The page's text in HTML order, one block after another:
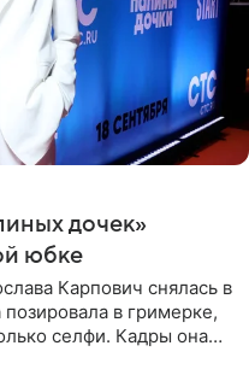
дочек»
юбке
Карпович снялась в
в гримерке,
селфи. Кадры она